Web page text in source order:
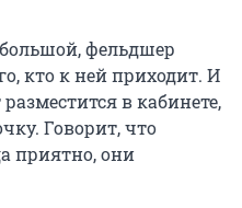
фельдшер
кто к ней приходит. И
в кабинете,
Говорит, что
приятно, они